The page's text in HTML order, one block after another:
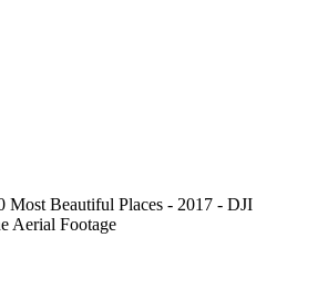
Most Beautiful Places - 2017 - DJI
Aerial Footage